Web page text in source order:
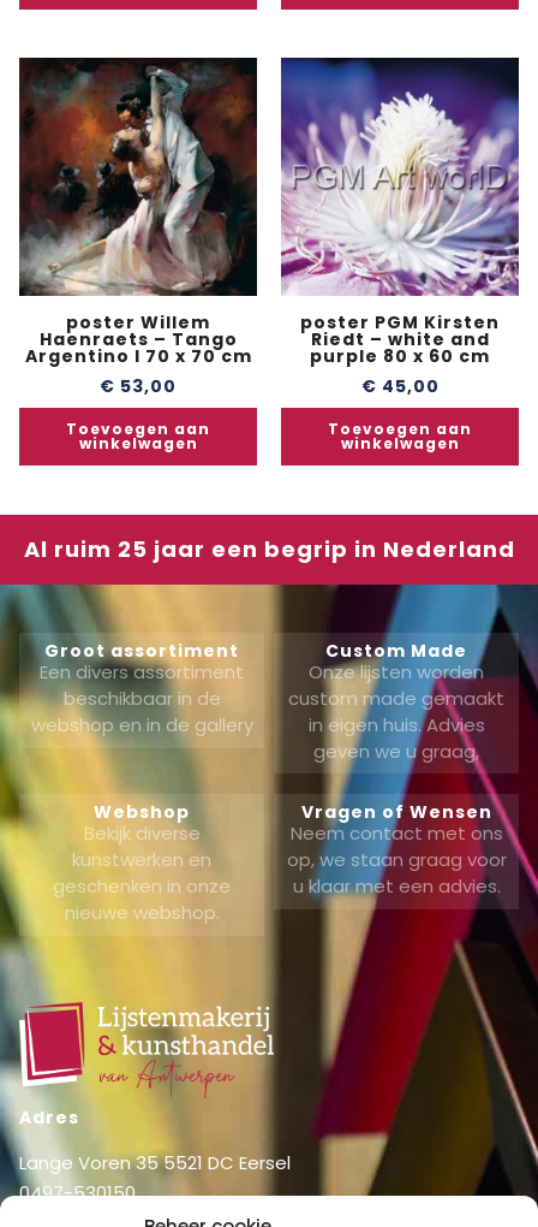
poster Willem
Haenraets – Tango
Argentino I 70 x 70 cm
€ 53,00
Toevoegen aan
winkelwagen
poster PGM Kirsten
Riedt – white and
purple 80 x 60 cm
€ 45,00
Toevoegen aan
winkelwagen
Al ruim 25 jaar een begrip in Nederland
Groot assortiment
Een divers assortiment
beschikbaar in de
webshop en in de gallery
Custom Made
Onze lijsten worden
custom made gemaakt
in eigen huis. Advies
geven we u graag,
Webshop
Bekijk diverse
kunstwerken en
geschenken in onze
nieuwe webshop.
Vragen of Wensen
Neem contact met ons
op, we staan graag voor
u klaar met een advies.
Adres
Lange Voren 35 5521 DC Eersel
0497-530150